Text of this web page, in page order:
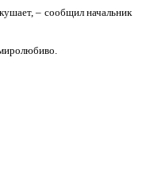
– сообщил начальник